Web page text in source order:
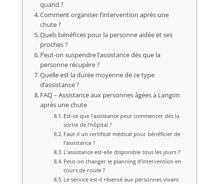
quand ?
Comment organiser l’intervention après une
chute ?
Quels bénéfices pour la personne aidée et ses
proches ?
Peut-on suspendre l’assistance dès que la
personne récupère ?
Quelle est la durée moyenne de ce type
d’assistance ?
FAQ – Assistance aux personnes âgées à Langon
après une chute
Est-ce que l’assistance peut commencer dès la
sortie de l’hôpital ?
Faut-il un certificat médical pour bénéficier de
l’assistance ?
L’assistance est-elle disponible tous les jours ?
Peut-on changer le planning d’intervention en
cours de route ?
Le service est-il réservé aux personnes vivant